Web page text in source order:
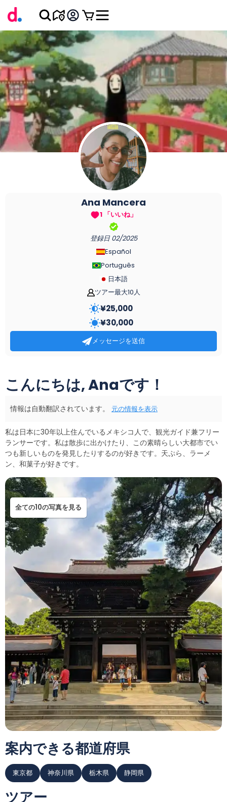
こんにちは, Anaです！
情報は自動翻訳されています。 元の情報を表示
私は日本に30年以上住んでいるメキシコ人で、観光ガイド兼フリー
ランサーです。私は散歩に出かけたり、この素晴らしい大都市でい
つも新しいものを発見したりするのが好きです。天ぷら、ラーメ
ン、和菓子が好きです。
全ての10の写真を見る
案内できる都道府県
東京都 神奈川県 栃木県 静岡県
ツアー
Ana Mancera
1 「いいね」
登録日 02/2025
Español
Português
日本語
ツアー最大10人
¥25,000
¥30,000
メッセージを送信